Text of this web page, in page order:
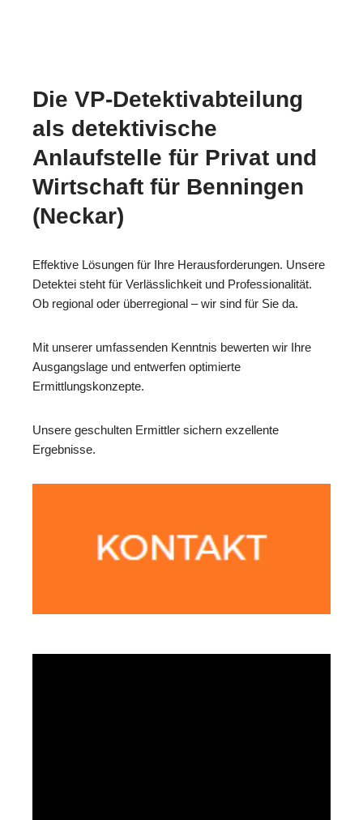
Die VP-Detektivabteilung
als detektivische
Anlaufstelle für Privat und
Wirtschaft für Benningen
(Neckar)
Effektive Lösungen für Ihre Herausforderungen. Unsere
Detektei steht für Verlässlichkeit und Professionalität.
Ob regional oder überregional – wir sind für Sie da.
Mit unserer umfassenden Kenntnis bewerten wir Ihre
Ausgangslage und entwerfen optimierte
Ermittlungskonzepte.
Unsere geschulten Ermittler sichern exzellente
Ergebnisse.